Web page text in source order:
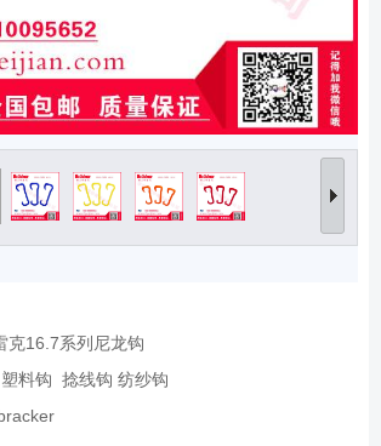
克16.7系列尼龙钩
料钩 捻线钩 纺纱钩